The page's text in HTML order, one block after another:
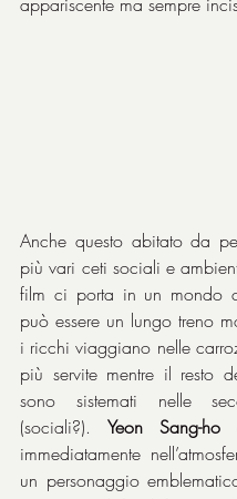
Anche questo abitato da
più vari ceti sociali e
film ci porta in un mondo
può essere un lungo treno
i ricchi viaggiano nelle
più servite mentre il resto
sono sistemati nelle
(sociali?). Yeon Sang-ho
immediatamente
un personaggio